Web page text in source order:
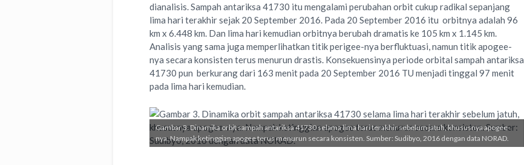
dianalisis. Sampah antariksa 41730 itu mengalami perubahan orbit cukup radikal sepanjang
lima hari terakhir sejak 20 September 2016. Pada 20 September 2016 itu orbitnya adalah 96
km x 6.448 km. Dan lima hari kemudian orbitnya berubah dramatis ke 105 km x 1.145 km.
Analisis yang sama juga memperlihatkan titik perigee-nya berfluktuasi, namun titik apogee-
nya secara konsisten terus menurun drastis. Konsekuensinya periode orbital sampah antariksa
41730 pun berkurang dari 163 menit pada 20 September 2016 TU menjadi tinggal 97 menit
pada lima hari kemudian.
Gambar 3. Dinamika orbit sampah antariksa 41730 selama lima hari terakhir sebelum jatuh, khususnya apogee-
nya. Nampak ketinggian apogee terus menurun secara konsisten. Sumber: Sudibyo, 2016 dengan data NORAD.